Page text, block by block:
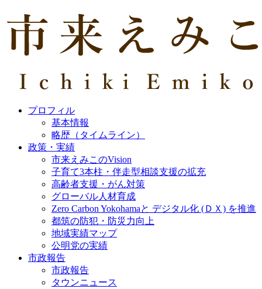
プロフィル
基本情報
略歴（タイムライン）
政策・実績
市来えみこのVision
子育て3本柱・伴走型相談支援の拡充
高齢者支援・がん対策
グローバル人材育成
Zero Carbon Yokohamaと デジタル化 (ＤＸ) を推進
都筑の防犯・防災力向上
地域実績マップ
公明党の実績
市政報告
市政報告
タウンニュース